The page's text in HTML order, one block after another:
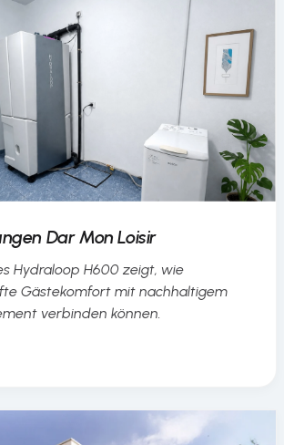
Dar Mon Loisir
Hydraloop H600 zeigt, wie
Gästekomfort mit nachhaltigem
verbinden können.